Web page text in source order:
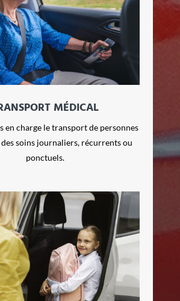
MÉDICAL
en charge le transport de personnes
soins journaliers, récurrents ou
ponctuels.